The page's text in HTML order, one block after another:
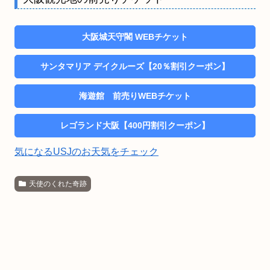
大阪城天守閣 WEBチケット
サンタマリア デイクルーズ【20％割引クーポン】
海遊館 前売りWEBチケット
レゴランド大阪【400円割引クーポン】
気になるUSJのお天気をチェック
天使のくれた奇跡